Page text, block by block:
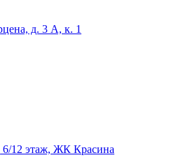
д. 3 А, к. 1
6/12 этаж, ЖК Красина